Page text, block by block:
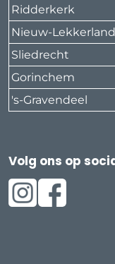
Ridderkerk
Nieuw-Lekkerland
Sliedrecht
Gorinchem
's-Gravendeel
Volg ons op
https://https://